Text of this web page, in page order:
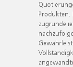
Produkten.